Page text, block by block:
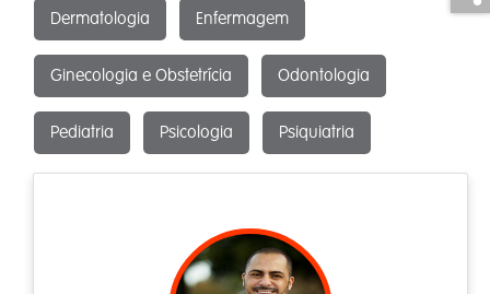
Dermatologia Enfermagem
Ginecologia e Obstetrícia Odontologia
Pediatria Psicologia Psiquiatria